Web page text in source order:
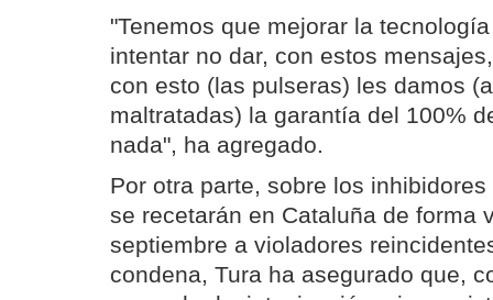
"Tenemos que mejorar la
intentar no dar, con estos
con esto (las pulseras) les damos
maltratadas) la garantía del 100%
nada", ha agregado.
Por otra parte, sobre los
se recetarán en Cataluña de forma
septiembre a violadores
condena, Tura ha asegurado que,